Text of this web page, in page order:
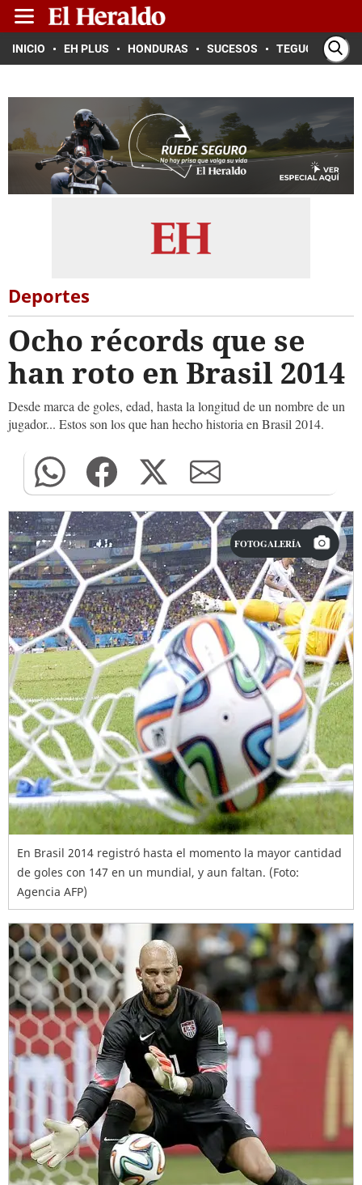
INICIO EH PLUS HONDURAS SUCESOS TEGUCIGALPA
Deportes
Ocho récords que se
han roto en Brasil 2014
Desde marca de goles, edad, hasta la longitud de un nombre de un
jugador... Estos son los que han hecho historia en Brasil 2014.
FOTOGALERÍA
En Brasil 2014 registró hasta el momento la mayor cantidad
de goles con 147 en un mundial, y aun faltan. (Foto:
Agencia AFP)